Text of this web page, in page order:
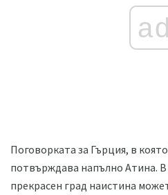
ad
Поговорката за Гърция, в
потвърждава напълно Атина. В
прекрасен град наистина